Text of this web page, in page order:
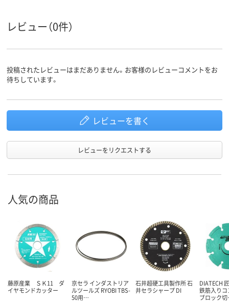
レビュー（0件）
投稿されたレビューはまだありません。お客様のレビューコメントをお
待ちしています。
レビューを書く
レビューをリクエストする
人気の商品
藤原産業 ＳＫ11 ダ
イヤモンドカッター
京セラ インダストリア
ルツールズ RYOBI TBS-
50用…
石井超硬工具製作所 石
井セラシャープ DI
DIATECH
鉄筋入り
ブロック